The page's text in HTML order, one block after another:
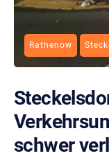
Rathenow
schwer